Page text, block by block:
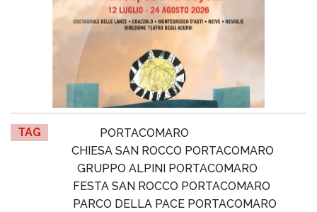
TAG
PORTACOMARO
CHIESA SAN ROCCO PORTACOMARO
GRUPPO ALPINI PORTACOMARO
FESTA SAN ROCCO PORTACOMARO
PARCO DELLA PACE PORTACOMARO